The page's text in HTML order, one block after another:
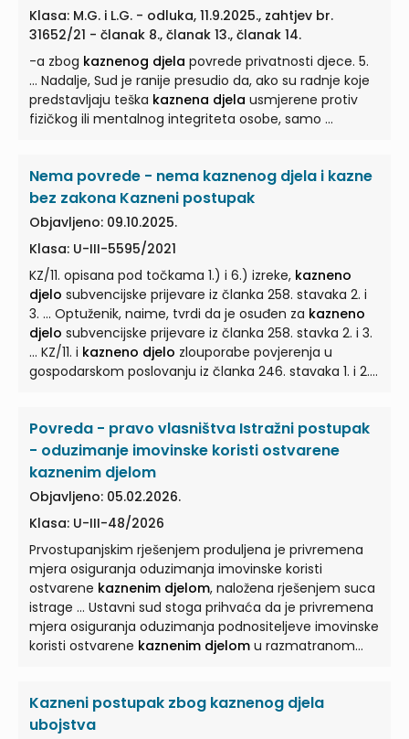
Klasa: M.G. i L.G. - odluka, 11.9.2025., zahtjev br.
31652/21 - članak 8., članak 13., članak 14.
-a zbog kaznenog djela povrede privatnosti djece. 5.
... Nadalje, Sud je ranije presudio da, ako su radnje koje
predstavljaju teška kaznena djela usmjerene protiv
fizičkog ili mentalnog integriteta osobe, samo ...
Nema povrede - nema kaznenog djela i kazne
bez zakona Kazneni postupak
Objavljeno: 09.10.2025.
Klasa: U-III-5595/2021
KZ/11. opisana pod točkama 1.) i 6.) izreke, kazneno
djelo subvencijske prijevare iz članka 258. stavaka 2. i
3. ... Optuženik, naime, tvrdi da je osuđen za kazneno
djelo subvencijske prijevare iz članka 258. stavka 2. i 3.
... KZ/11. i kazneno djelo zlouporabe povjerenja u
gospodarskom poslovanju iz članka 246. stavaka 1. i 2.
zlouporabe povjerenja u gospodarskom poslovanju iz
članka 246. stavaka 1. i 2. ...
Povreda - pravo vlasništva Istražni postupak
- oduzimanje imovinske koristi ostvarene
kaznenim djelom
Objavljeno: 05.02.2026.
Klasa: U-III-48/2026
Prvostupanjskim rješenjem produljena je privremena
mjera osiguranja oduzimanja imovinske koristi
ostvarene kaznenim djelom, naložena rješenjem suca
istrage ... Ustavni sud stoga prihvaća da je privremena
mjera osiguranja oduzimanja podnositeljeve imovinske
koristi ostvarene kaznenim djelom u razmatranom
Kazneni postupak zbog kaznenog djela
ubojstva